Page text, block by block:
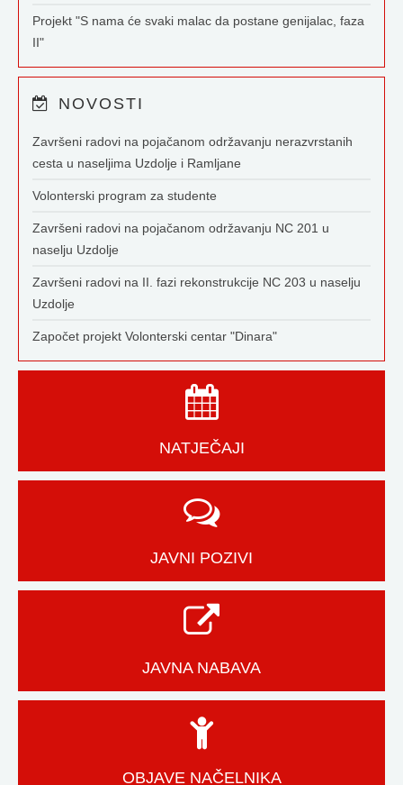
Projekt "S nama će svaki malac da postane genijalac, faza
II"
NOVOSTI
Završeni radovi na pojačanom održavanju nerazvrstanih
cesta u naseljima Uzdolje i Ramljane
Volonterski program za studente
Završeni radovi na pojačanom održavanju NC 201 u
naselju Uzdolje
Završeni radovi na II. fazi rekonstrukcije NC 203 u naselju
Uzdolje
Započet projekt Volonterski centar "Dinara"
NATJEČAJI
JAVNI POZIVI
JAVNA NABAVA
OBJAVE NAČELNIKA